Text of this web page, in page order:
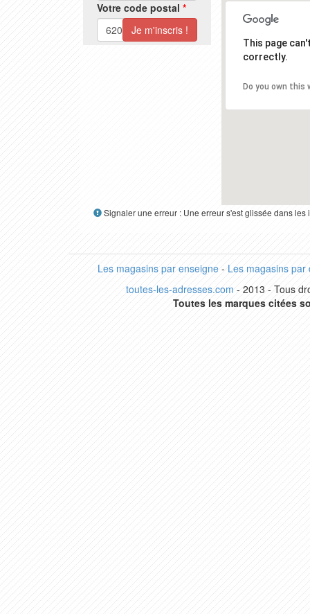
Votre code postal *
This page
correctly.
Do you own this
Signaler une erreur : Une erreur s'est glissée dans
Les magasins par enseigne- Les magasins par
toutes-les-adresses.com - 2013 - Tous
Toutes les marques citées